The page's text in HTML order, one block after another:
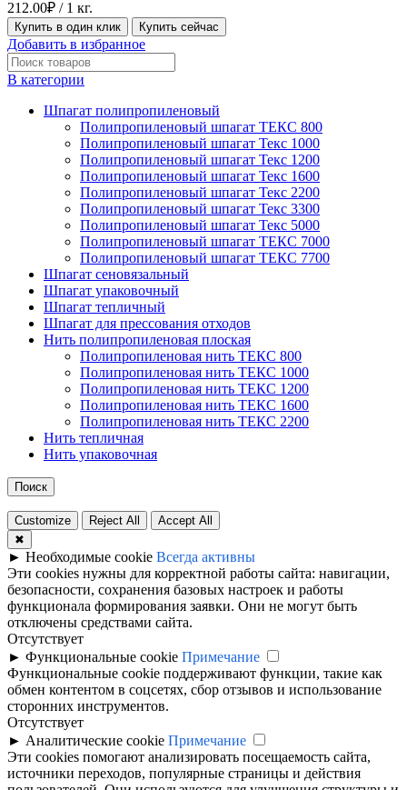
212.00₽ / 1 кг.
Купить в один клик Купить сейчас
Добавить в избранное
В категории
Шпагат полипропиленовый
Полипропиленовый шпагат ТЕКС 800
Полипропиленовый шпагат Текс 1000
Полипропиленовый шпагат Текс 1200
Полипропиленовый шпагат Текс 1600
Полипропиленовый шпагат Текс 2200
Полипропиленовый шпагат Текс 3300
Полипропиленовый шпагат Текс 5000
Полипропиленовый шпагат ТЕКС 7000
Полипропиленовый шпагат ТЕКС 7700
Шпагат сеновязальный
Шпагат упаковочный
Шпагат тепличный
Шпагат для прессования отходов
Нить полипропиленовая плоская
Полипропиленовая нить ТЕКС 800
Полипропиленовая нить ТЕКС 1000
Полипропиленовая нить ТЕКС 1200
Полипропиленовая нить ТЕКС 1600
Полипропиленовая нить ТЕКС 2200
Нить тепличная
Нить упаковочная
Поиск
Customize Reject All
Accept All
✖
► Необходимые cookie Всегда активны
Эти cookies нужны для корректной работы сайта: навигации,
безопасности, сохранения базовых настроек и работы
функционала формирования заявки. Они не могут быть
отключены средствами сайта.
Отсутствует
► Функциональные cookie Примечание
Функциональные cookie поддерживают функции, такие как
обмен контентом в соцсетях, сбор отзывов и использование
сторонних инструментов.
Отсутствует
► Аналитические cookie Примечание
Эти cookies помогают анализировать посещаемость сайта,
источники переходов, популярные страницы и действия